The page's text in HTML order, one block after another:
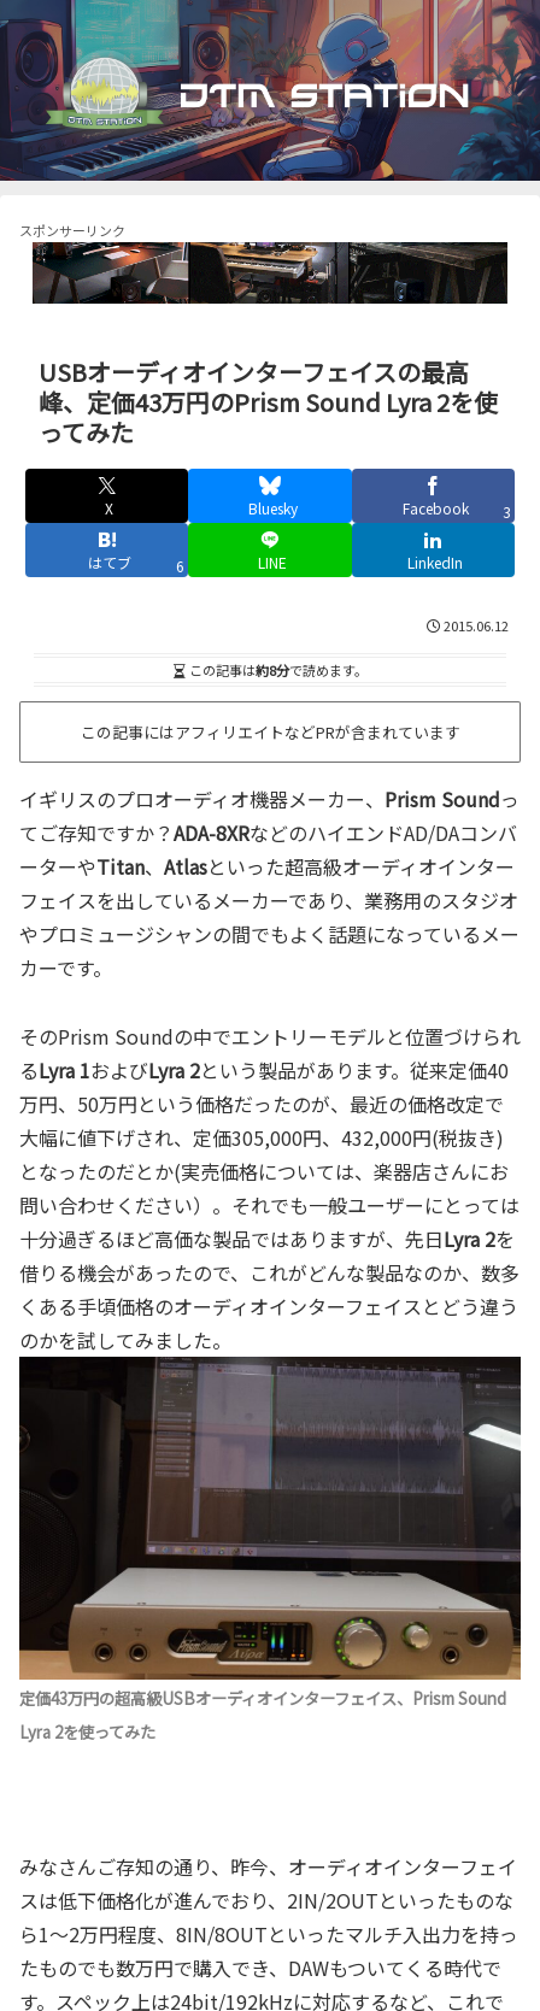
スポンサーリンク
USBオーディオインターフェイスの最高
峰、定価43万円のPrism Sound Lyra 2を使
ってみた
X Bluesky Facebook 3
はてブ 6 LINE LinkedIn
2015.06.12
この記事は約8分で読めます。
この記事にはアフィリエイトなどPRが含まれています
イギリスのプロオーディオ機器メーカー、 Prism Soundっ
てご存知ですか？ADA-8XRなどのハイエンドAD/DAコンバ
ーターやTitan、 Atlasといった超高級オーディオインター
フェイスを出しているメーカーであり、業務用のスタジオ
やプロミュージシャンの間でもよく話題になっているメー
カーです。
そのPrism Soundの中でエントリーモデルと位置づけられ
るLyra 1およびLyra 2という製品があります。従来定価40
万円、50万円という価格だったのが、最近の価格改定で
大幅に値下げされ、定価305,000円、432,000円(税抜き)
となったのだとか(実売価格については、楽器店さんにお
問い合わせください）。それでも一般ユーザーにとっては
十分過ぎるほど高価な製品ではありますが、先日Lyra 2を
借りる機会があったので、これがどんな製品なのか、数多
くある手頃価格のオーディオインターフェイスとどう違う
のかを試してみました。
定価43万円の超高級USBオーディオインターフェイス、Prism Sound
Lyra 2を使ってみた
みなさんご存知の通り、昨今、オーディオインターフェイ
スは低下価格化が進んでおり、2IN/2OUTといったものな
ら1～2万円程度、8IN/8OUTといったマルチ入出力を持っ
たものでも数万円で購入でき、DAWもついてくる時代で
す。スペック上は24bit/192kHzに対応するなど、これで